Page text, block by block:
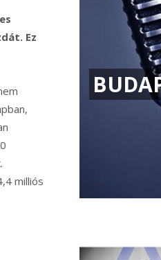
Ez
milliós